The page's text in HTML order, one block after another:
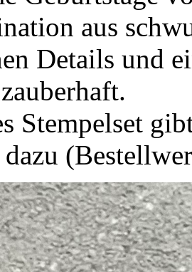
aus
Details und
Stempelset